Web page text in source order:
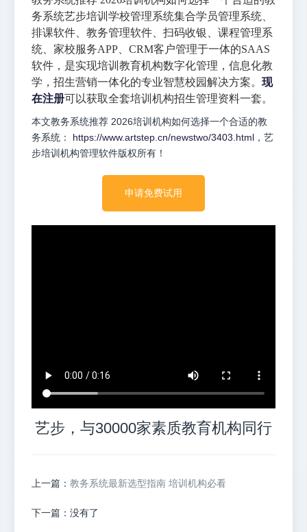
务系统艺步培训学校管理系统集合学员管理系统、
排课软件、教务管理软件、扫码收银、课程管理系
统、家校服务APP、CRM客户管理于一体的SAAS
软件，是实现培训教育机构数字化管理，信息化教
学，招生营销一体化的专业智慧校园解决方案。 现
在注册可以获取全套培训机构招生管理资料一套。
本文教务系统推荐 2026培训机构如何选择一个合适的教
务系统：
https://www.artstep.cn/newstwo/3403.html ，艺
步培训机构管理软件版权所有！
申请免费试用
艺步，与30000家素质教育机构同行
上一篇： 教务系统最新选型指南 培训机构必看
下一篇：没有了